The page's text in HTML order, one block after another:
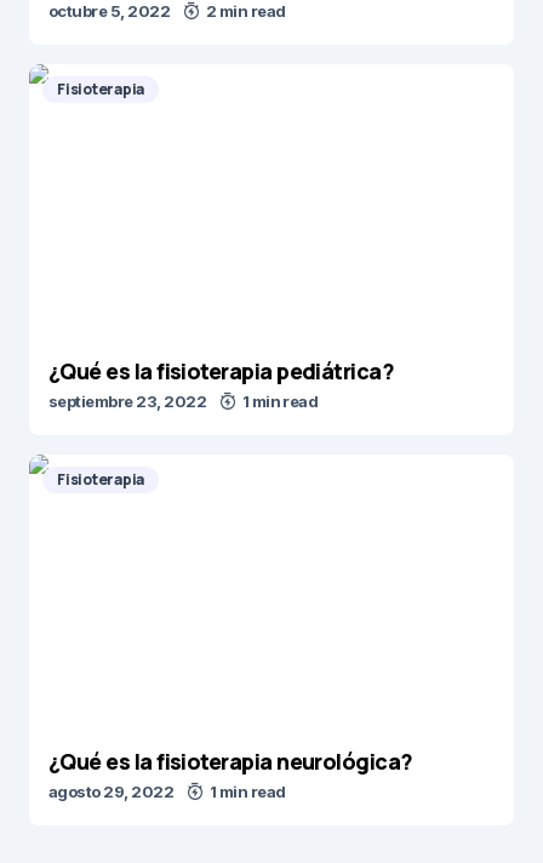
octubre 5, 2022 2 min read
Fisioterapia
¿Qué es la fisioterapia pediátrica?
septiembre 23, 2022 1 min read
Fisioterapia
¿Qué es la fisioterapia neurológica?
agosto 29, 2022 1 min read